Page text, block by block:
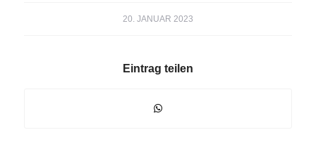
20. JANUAR 2023
Eintrag teilen